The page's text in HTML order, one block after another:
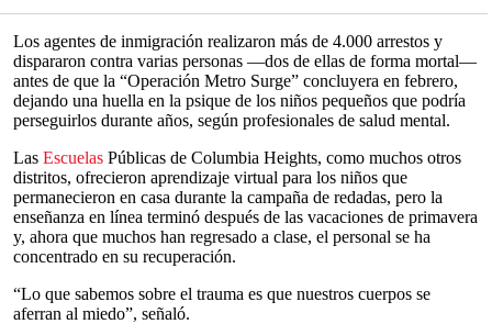
Los agentes de inmigración realizaron más de 4.000 arrestos y
dispararon contra varias personas —dos de ellas de forma mortal—
antes de que la “Operación Metro Surge” concluyera en febrero,
dejando una huella en la psique de los niños pequeños que podría
perseguirlos durante años, según profesionales de salud mental.
Las Escuelas Públicas de Columbia Heights, como muchos otros
distritos, ofrecieron aprendizaje virtual para los niños que
permanecieron en casa durante la campaña de redadas, pero la
enseñanza en línea terminó después de las vacaciones de primavera
y, ahora que muchos han regresado a clase, el personal se ha
concentrado en su recuperación.
“Lo que sabemos sobre el trauma es que nuestros cuerpos se
aferran al miedo”, señaló.